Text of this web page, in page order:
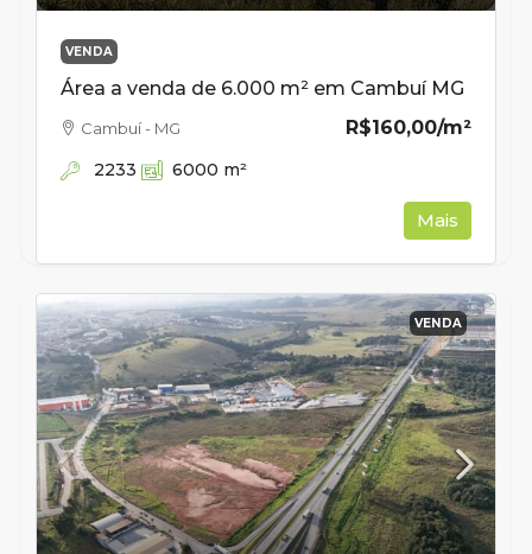
VENDA
Área a venda de 6.000 m² em Cambuí MG
R$160,00/m²
Cambuí - MG
2233 6000 m²
Mais
VENDA